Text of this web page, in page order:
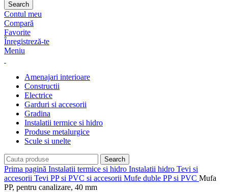
Search
Contul meu
Compară
Favorite
Înregistreză-te
Meniu
Amenajari interioare
Constructii
Electrice
Garduri si accesorii
Gradina
Instalatii termice si hidro
Produse metalurgice
Scule si unelte
Search
Prima pagină Instalatii termice si hidro Instalatii hidro Tevi si
accesorii Tevi PP si PVC si accesorii Mufe duble PP si PVC Mufa
PP, pentru canalizare, 40 mm